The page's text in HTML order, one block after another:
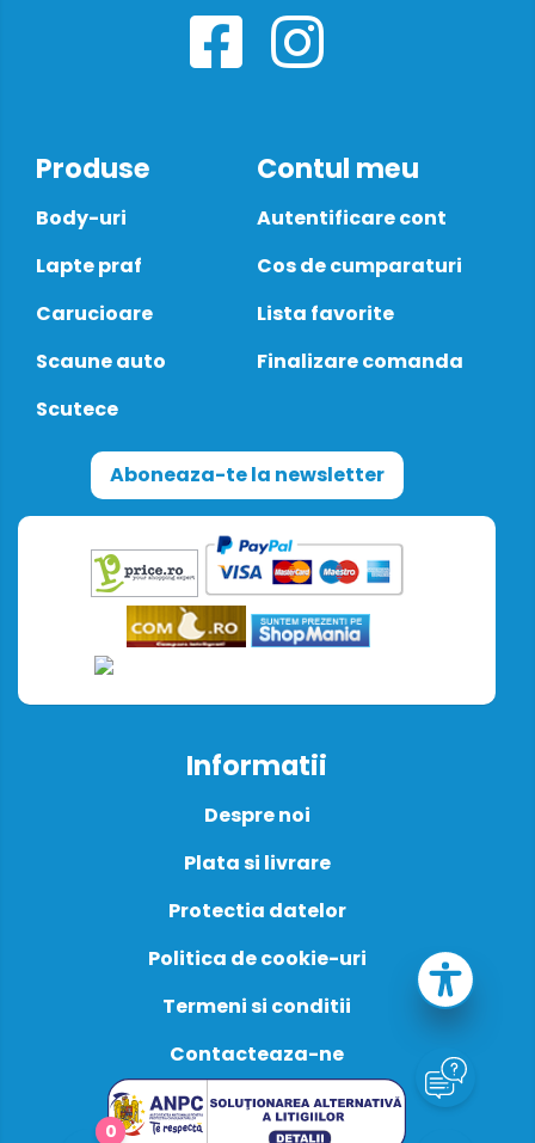
0
Produse
Body-uri
Lapte praf
Carucioare
Scaune auto
Scutece
Contul meu
Autentificare cont
Cos de cumparaturi
Lista favorite
Finalizare comanda
Aboneaza-te la newsletter
Informatii
Despre noi
Plata si livrare
Protectia datelor
Politica de cookie-uri
Termeni si conditii
Contacteaza-ne